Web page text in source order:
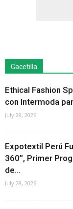
Gacetilla
Ethical Fashion
con Intermoda
July 29, 2026
Expotextil Perú
360”, Primer
de...
July 28, 2026